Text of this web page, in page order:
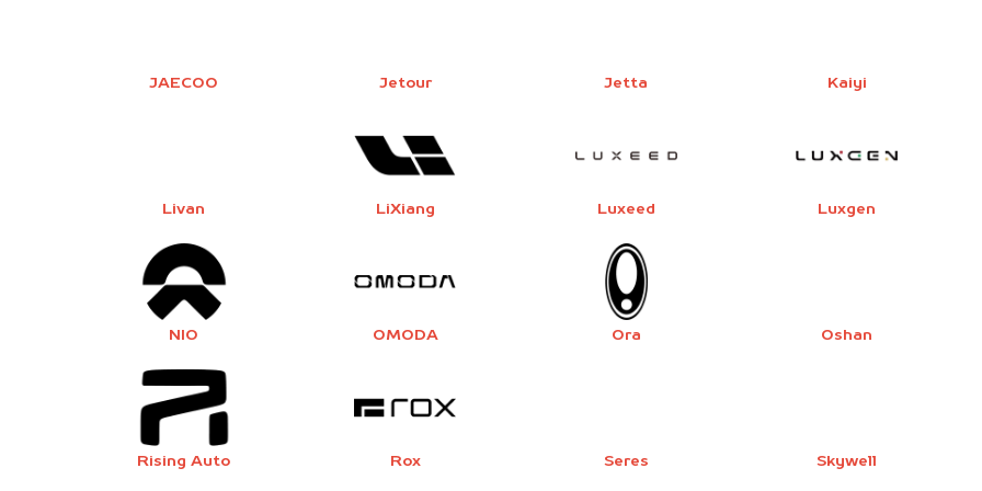
JAECOO Jetour Jetta Kaiyi
Livan LiXiang Luxeed Luxgen
NIO OMODA Ora Oshan
Rising Auto Rox Seres Skywell